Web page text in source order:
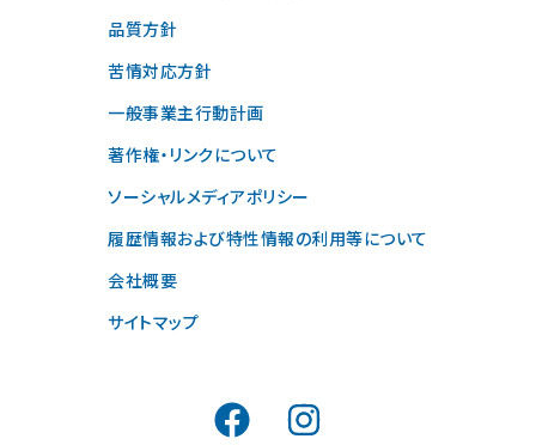
品質方針
苦情対応方針
一般事業主行動計画
著作権・リンクについて
ソーシャルメディアポリシー
履歴情報および特性情報の利用等について
会社概要
サイトマップ